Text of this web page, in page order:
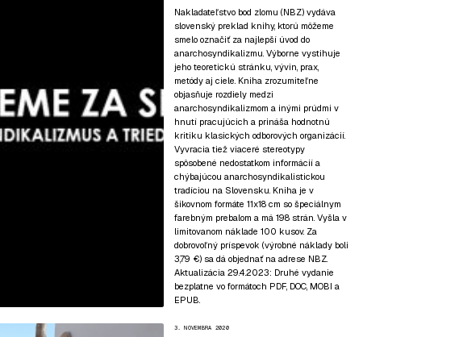
Nakladateľstvo bod zlomu (NBZ) vydáva
slovenský preklad knihy, ktorú môžeme
smelo označiť za najlepší úvod do
anarchosyndikalizmu. Výborne vystihuje
jeho teoretickú stránku, vývin, prax,
metódy aj ciele. Kniha zrozumiteľne
objasňuje rozdiely medzi
anarchosyndikalizmom a inými prúdmi v
hnutí pracujúcich a prináša hodnotnú
kritiku klasických odborových organizácií.
Vyvracia tiež viaceré stereotypy
spôsobené nedostatkom informácií a
chýbajúcou anarchosyndikalistickou
tradíciou na Slovensku. Kniha je v
šikovnom formáte 11x18 cm so špeciálnym
farebným prebalom a má 198 strán. Vyšla v
limitovanom náklade 100 kusov. Za
dobrovoľný príspevok (výrobné náklady boli
3,79 €) sa dá objednať na adrese NBZ.
Aktualizácia 29.4.2023: Druhé vydanie
bezplatne vo formátoch PDF, DOC, MOBI a
EPUB.
3. NOVEMBRA 2020